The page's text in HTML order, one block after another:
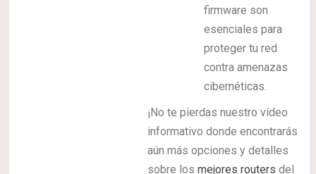
firmware son
esenciales para
proteger tu red
contra amenazas
cibernéticas.
¡No te pierdas nuestro vídeo
informativo donde encontrarás
aún más opciones y detalles
sobre losmejores routers del